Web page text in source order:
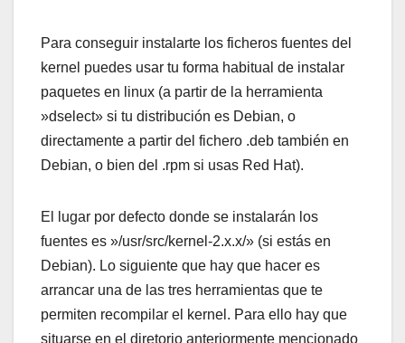
Para conseguir instalarte los ficheros fuentes del
kernel puedes usar tu forma habitual de instalar
paquetes en linux (a partir de la herramienta
»dselect» si tu distribución es Debian, o
directamente a partir del fichero .deb también en
Debian, o bien del .rpm si usas Red Hat).
El lugar por defecto donde se instalarán los
fuentes es »/usr/src/kernel-2.x.x/» (si estás en
Debian). Lo siguiente que hay que hacer es
arrancar una de las tres herramientas que te
permiten recompilar el kernel. Para ello hay que
situarse en el diretorio anteriormente mencionado